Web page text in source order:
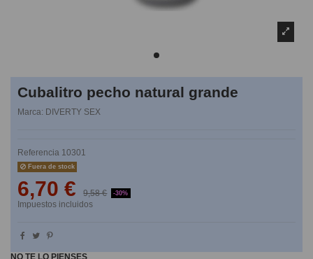
Cubalitro pecho natural grande
Marca: DIVERTY SEX
Referencia 10301
Fuera de stock
6,70 € 9,58 € -30%
Impuestos incluidos